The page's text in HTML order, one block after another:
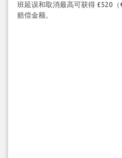
班延误和取消最高可获得 £520
赔偿金额。